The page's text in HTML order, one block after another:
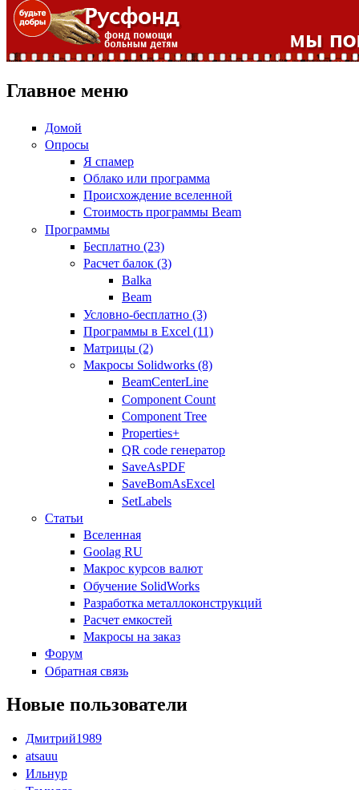
Главное меню
Домой
Опросы
Я спамер
Облако или программа
Происхождение вселенной
Стоимость программы Beam
Программы
Бесплатно (23)
Расчет балок (3)
Balka
Beam
Условно-бесплатно (3)
Программы в Excel (11)
Матрицы (2)
Макросы Solidworks (8)
BeamCenterLine
Component Count
Component Tree
Properties+
QR code генератор
SaveAsPDF
SaveBomAsExcel
SetLabels
Статьи
Вселенная
Goolag RU
Макрос курсов валют
Обучение SolidWorks
Разработка металлоконструкций
Расчет емкостей
Макросы на заказ
Форум
Обратная связь
Новые пользователи
Дмитрий1989
atsauu
Ильнур